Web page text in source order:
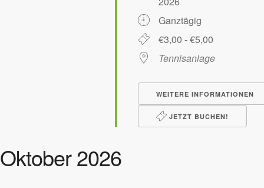
Ganztägig
€3,00 - €5,00
Tennisanlage
WEITERE INFORMATIONEN
JETZT BUCHEN!
Oktober 2026